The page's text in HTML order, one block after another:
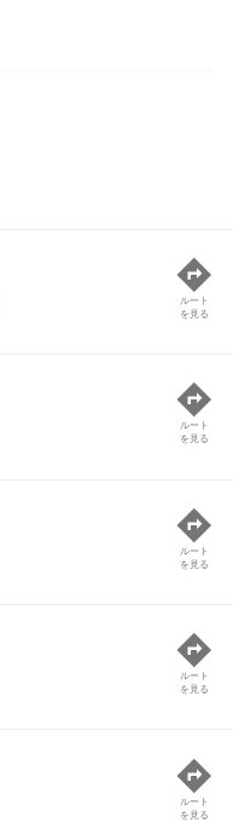
ルート
を見る
ルート
を見る
ルート
を見る
ルート
を見る
ルート
を見る